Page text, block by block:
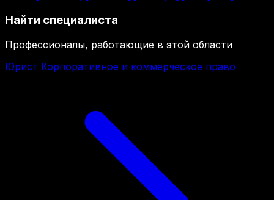
Найти специалиста
Профессионалы, работающие в этой области
Юрист Корпоративное и коммерческое право